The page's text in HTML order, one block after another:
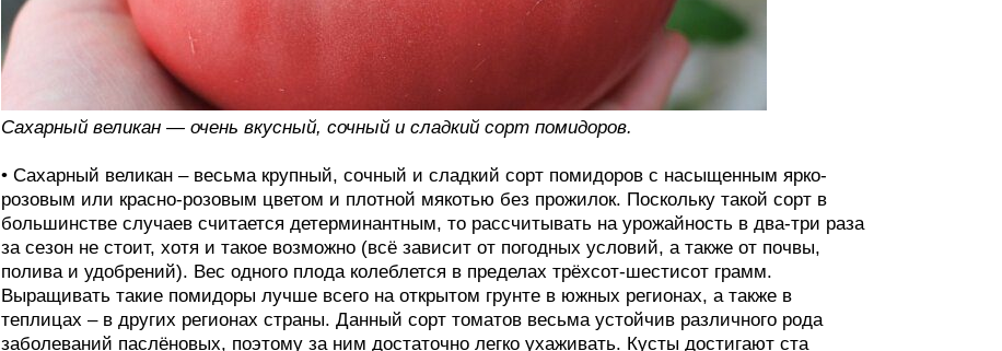
Сахарный великан — очень вкусный, сочный и сладкий сорт помидоров.
• Сахарный великан – весьма крупный, сочный и сладкий сорт помидоров с насыщенным ярко-
розовым или красно-розовым цветом и плотной мякотью без прожилок. Поскольку такой сорт в
большинстве случаев считается детерминантным, то рассчитывать на урожайность в два-три раза
за сезон не стоит, хотя и такое возможно (всё зависит от погодных условий, а также от почвы,
полива и удобрений). Вес одного плода колеблется в пределах трёхсот-шестисот грамм.
Выращивать такие помидоры лучше всего на открытом грунте в южных регионах, а также в
теплицах – в других регионах страны. Данный сорт томатов весьма устойчив различного рода
заболеваний паслёновых, поэтому за ним достаточно легко ухаживать. Кусты достигают ста